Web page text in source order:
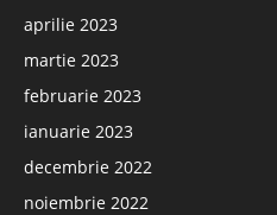
aprilie 2023
martie 2023
februarie 2023
ianuarie 2023
decembrie 2022
noiembrie 2022